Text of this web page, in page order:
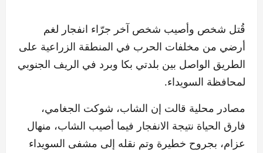
قُتل شخص وأصيب شخص آخر جرّاء انفجار لغم
أرضي من مخلفات الحرب في المنطقة الزراعية على
الطريق الواصل بين بلدتي بكا وبرد في الريف الجنوبي
لمحافظة السويداء.
مصادر محلية قالت إن الشاب، شوكت الجغامي،
فارق الحياة نتيجة الانفجار فيما أصيب الشاب، منهال
عزام، بجروح خطيرة وتم نقله إلى مشفى السويداء